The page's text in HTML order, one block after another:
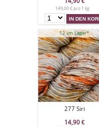
149,00 € pro 1 kg
12 im Lager*
277 Siri
14,90 €